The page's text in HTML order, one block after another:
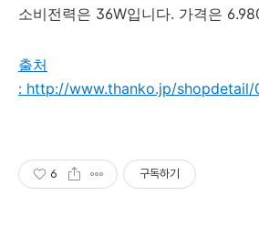
소비전력은 36W입니다. 가격은
출처
: http://www.thanko.jp/
6 구독하기